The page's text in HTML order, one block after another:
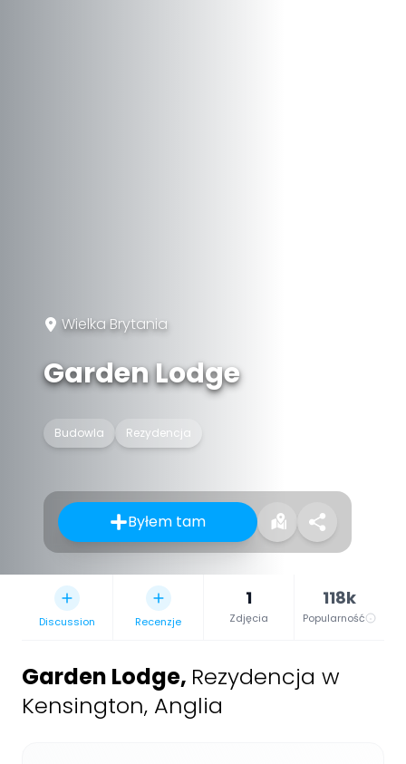
Wielka Brytania
Garden Lodge
Budowla Rezydencja
Byłem tam
Discussion Recenzje
1
Zdjęcia
118k
Popularność
Garden Lodge, Rezydencja w
Kensington, Anglia